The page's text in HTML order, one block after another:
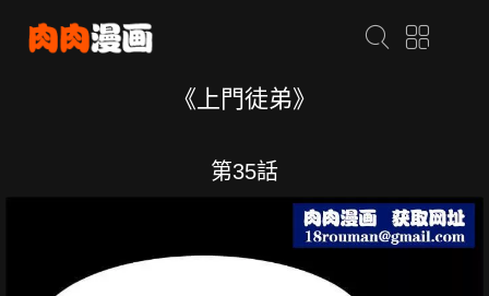
《上門徒弟》
第35話